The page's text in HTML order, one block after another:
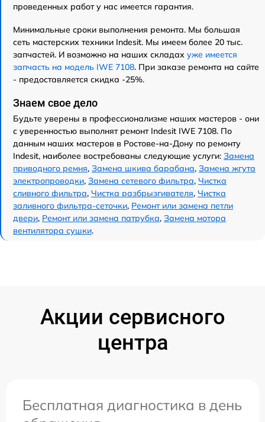
проведенных работ у нас имеется гарантия.
Минимальные сроки выполнения ремонта. Мы большая
сеть мастерских техники Indesit. Мы имеем более 20 тыс.
запчастей. И возможно на наших складах уже имеется
запчасть на модель IWE 7108. При заказе ремонта на сайте
- предоставляется скидка -25%.
Знаем свое дело
Будьте уверены в профессионализме наших мастеров - они
с уверенностью выполнят ремонт Indesit IWE 7108. По
данным наших мастеров в Ростове-на-Дону по ремонту
Indesit, наиболее востребованы следующие услуги: Замена
приводного ремня, Замена шкива барабана, Замена жгута
электропроводки, Замена сетевого фильтра, Чистка
сливного фильтра, Чистка разбрызгивателя, Чистка
заливного фильтра-сеточки, Ремонт или замена петли
двери, Ремонт или замена патрубка, Замена мотора
вентилятора сушки.
Акции сервисного
центра
Бесплатная диагностика в день